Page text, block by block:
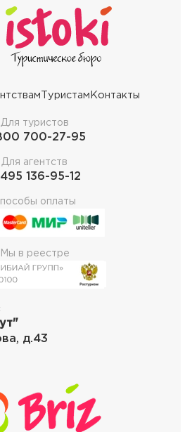
Туристам Контакты
Для туристов
700-27-95
Для агентств
136-95-12
оплаты
Мы в реестре
д.43